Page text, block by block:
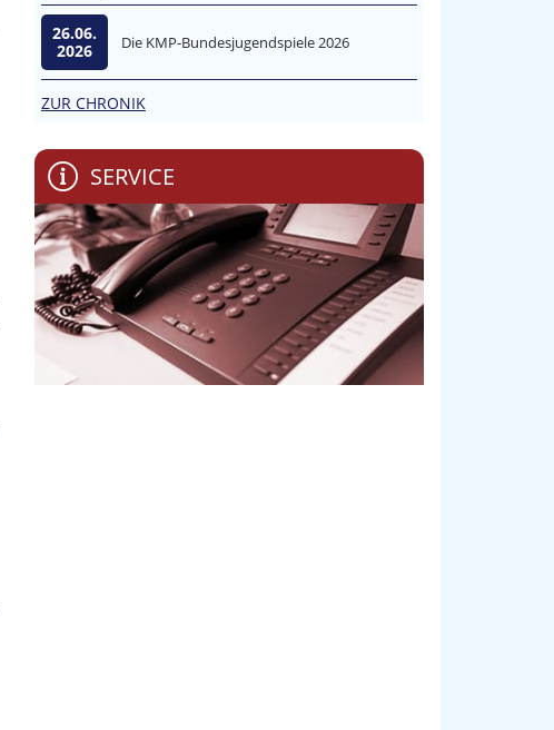
26.06.
2026
Die KMP-Bundesjugendspiele 2026
ZUR CHRONIK
SERVICE